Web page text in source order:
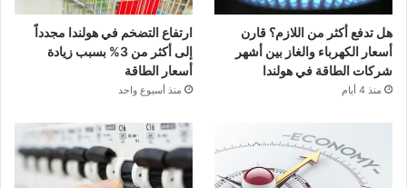
هل تدفع أكثر من اللازم؟ قارن
أسعار الكهرباء والغاز بين أشهر
شركات الطاقة في هولندا
منذ 4 أيام
ارتفاع التضخم في هولندا مجدداً
إلى أكثر من 3% بسبب زيادة
أسعار الطاقة
منذ أسبوع واحد